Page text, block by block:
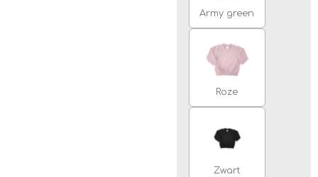
Army green
Roze
Zwart